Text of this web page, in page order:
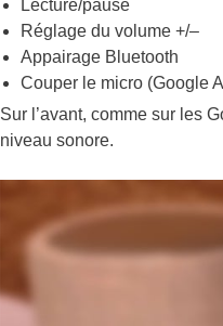
Lecture/pause
Réglage du volume +/–
Appairage Bluetooth
Couper le micro (Google
Sur l’avant, comme sur les
niveau sonore.